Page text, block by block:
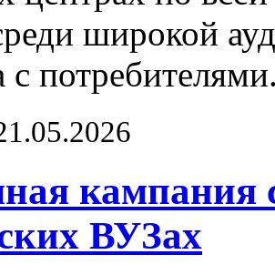
широкой
с
кампания
ВУЗах